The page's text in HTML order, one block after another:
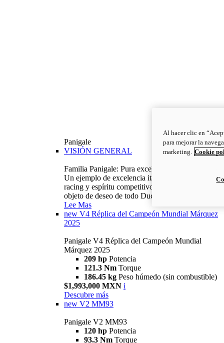
Panigale
VISIÓN GENERAL
Familia Panigale: Pura excelencia italiana.
Un ejemplo de excelencia italiana, con ADN
racing y espíritu competitivo: la Panigale es el
objeto de deseo de todo Ducatista.
Lee Mas
new V4 Réplica del Campeón Mundial Márquez
2025
Panigale V4 Réplica del Campeón Mundial
Márquez 2025
209 hp Potencia
121.3 Nm Torque
186.45 kg Peso húmedo (sin combustible)
$1,993,000 MXN i
Descubre más
new V2 MM93
Panigale V2 MM93
120 hp Potencia
93.3 Nm Torque
Al hacer clic en
para mejorar la
marketing. Cookie